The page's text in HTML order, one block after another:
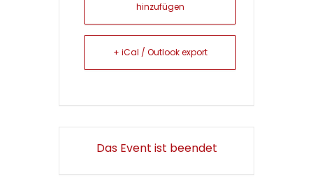
hinzufügen
+ iCal / Outlook export
Das Event ist beendet